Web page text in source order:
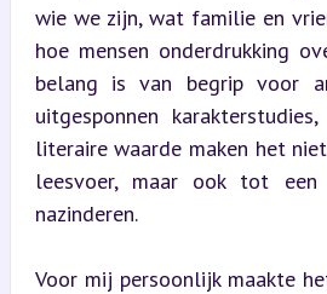
wie we zijn, wat familie en
hoe mensen onderdrukking
belang is van begrip voor
uitgesponnen
literaire waarde maken het
leesvoer, maar ook tot
nazinderen.
Voor mij persoonlijk maakte